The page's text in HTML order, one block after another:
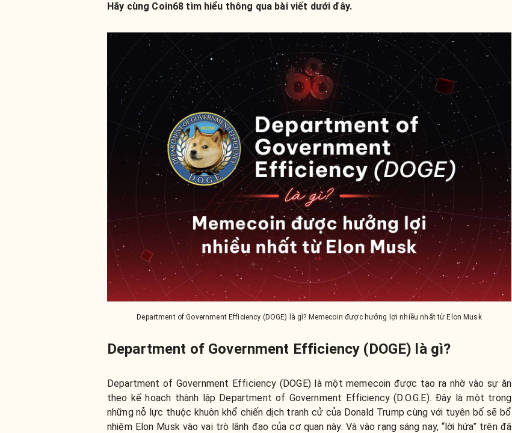
Hãy cùng Coin68 tìm hiểu thông qua bài viết dưới đây.
Department of Government Efficiency (DOGE) là gì? Memecoin được hưởng lợi nhiều nhất từ Elon Musk
Department of Government Efficiency (DOGE) là gì?
Department of Government Efficiency (DOGE) là một memecoin được tạo ra nhờ vào sự ăn
theo kế hoạch thành lập Department of Government Efficiency (D.O.G.E). Đây là một trong
những nỗ lực thuộc khuôn khổ chiến dịch tranh cử của Donald Trump cùng với tuyên bố sẽ bổ
nhiệm Elon Musk vào vai trò lãnh đạo của cơ quan này. Và vào rạng sáng nay, “lời hứa” trên đã